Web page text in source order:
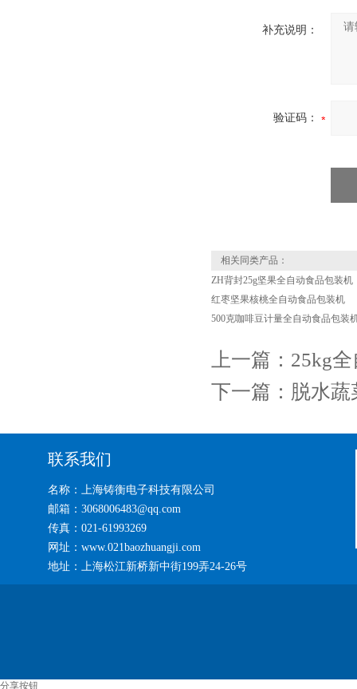
补充说明：
验证码：
相关同类产品：
ZH背封25g坚果全自动食品包装机
红枣坚果核桃全自动食品包装机
500克咖啡豆计量全自动食品包装
上一篇： 25kg
下一篇： 脱水蔬
联系我们
名称：上海铸衡电子科技有限公司
邮箱：3068006483@qq.com
传真：021-61993269
网址：www.021baozhuangji.com
地址：上海松江新桥新中街199弄24-26号
分享按钮